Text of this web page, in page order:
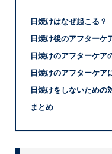
日焼けはなぜ起こる？
日焼け後のアフターケ
日焼けのアフターケア
日焼けのアフターケア
日焼けをしないための
まとめ